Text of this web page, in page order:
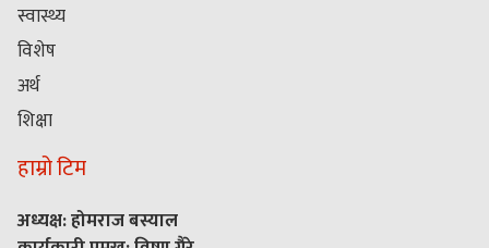
स्वास्थ्य
विशेष
अर्थ
शिक्षा
हाम्रो टिम
अध्यक्ष: होमराज बस्याल